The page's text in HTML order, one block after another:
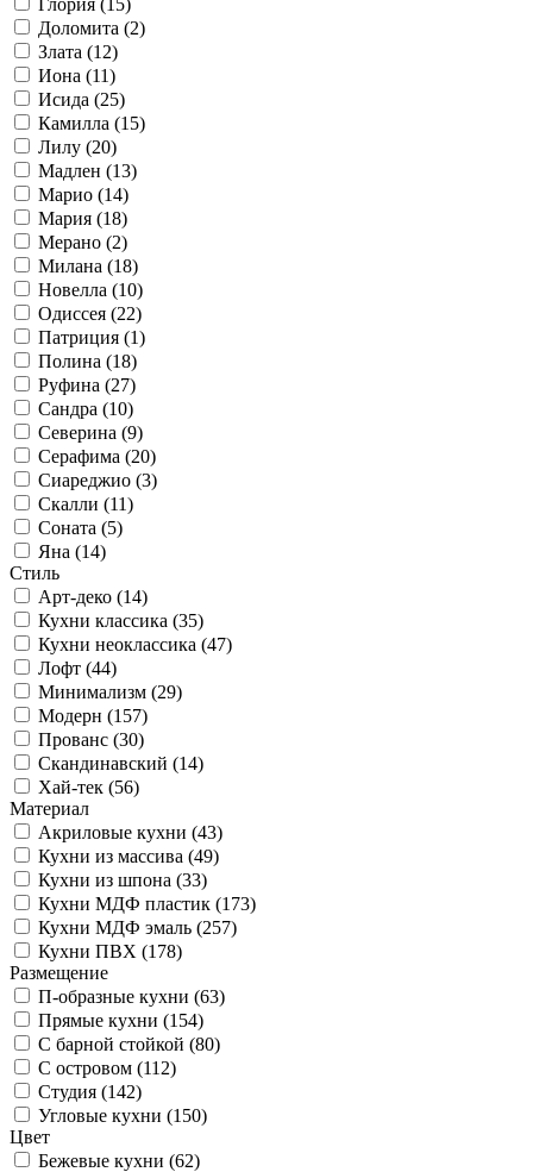
Глория (15)
Доломита (2)
Злата (12)
Иона (11)
Исида (25)
Камилла (15)
Лилу (20)
Мадлен (13)
Марио (14)
Мария (18)
Мерано (2)
Милана (18)
Новелла (10)
Одиссея (22)
Патриция (1)
Полина (18)
Руфина (27)
Сандра (10)
Северина (9)
Серафима (20)
Сиареджио (3)
Скалли (11)
Соната (5)
Яна (14)
Стиль
Арт-деко (14)
Кухни классика (35)
Кухни неоклассика (47)
Лофт (44)
Минимализм (29)
Модерн (157)
Прованс (30)
Скандинавский (14)
Хай-тек (56)
Материал
Акриловые кухни (43)
Кухни из массива (49)
Кухни из шпона (33)
Кухни МДФ пластик (173)
Кухни МДФ эмаль (257)
Кухни ПВХ (178)
Размещение
П-образные кухни (63)
Прямые кухни (154)
С барной стойкой (80)
С островом (112)
Студия (142)
Угловые кухни (150)
Цвет
Бежевые кухни (62)